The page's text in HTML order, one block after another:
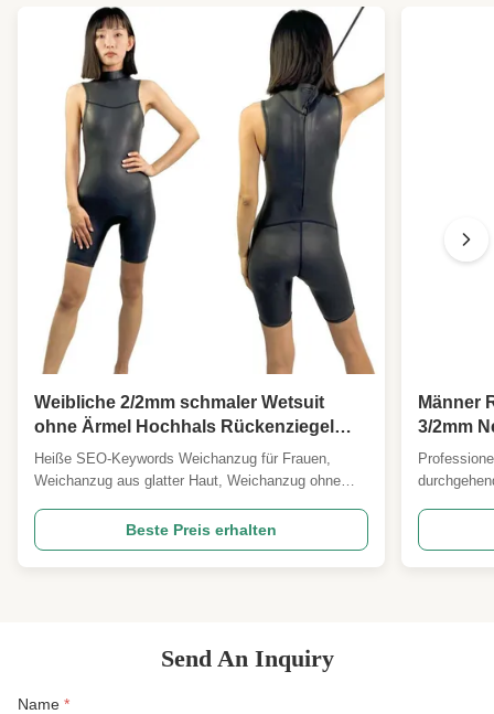
Weibliche 2/2mm schmaler Wetsuit
ohne Ärmel Hochhals Rückenziegel
Surfen, SUP, Schwimmen im offenen
Wasser, Tri Warm-Up
Heiße SEO-Keywords Weichanzug für Frauen,
Weichanzug aus glatter Haut, Weichanzug ohne
Weichanzug mit Ruckverschluss, Triathlon-Warm-
up-Anzug, Weichanzug aus offenem Wasser,
Weichanzug aus SUP, Surf-Springanzug,Windfestes
Beste Preis erhalten
Männer
3/2mm
OEM
ernsthafte
Send An Inquiry
Name *